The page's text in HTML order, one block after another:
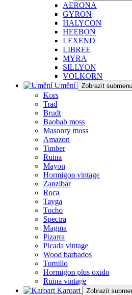
AERONA
GYRON
HALYCON
HEEBON
LEXEND
LIBREE
MYRA
SILLYON
VOLKORN
Umění
Zobrazit
Kors
Trad
Brudt
Baobab moss
Masonry moss
Amazon
Timber
Ruina
Mayon
Hormigon vintage
Zanzibar
Roca
Tayga
Tocho
Spectra
Magma
Pizarra
Picada vintage
Wood barbados
Tornillo
Hormigon plus oxido
Ruina vintage
Karoart
Zobrazit